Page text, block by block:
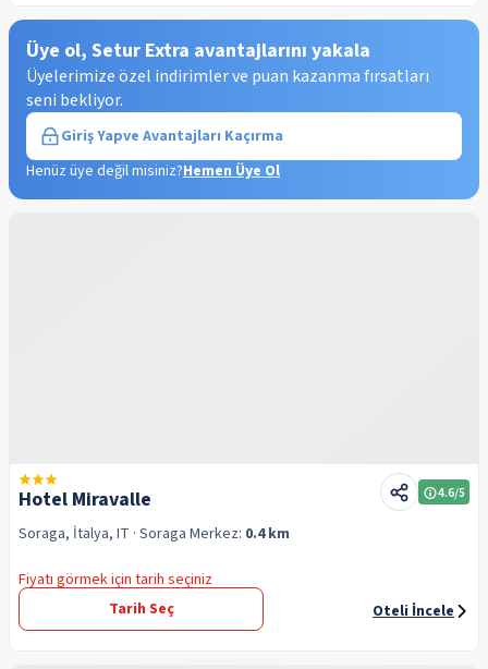
Üye ol, Setur Extra avantajlarını yakala
Üyelerimize özel indirimler ve puan kazanma fırsatları
seni bekliyor.
Giriş Yapve Avantajları Kaçırma
Henüz üye değil misiniz?Hemen Üye Ol
Hotel Miravalle 4.6/5
Soraga, İtalya, IT · Soraga Merkez: 0.4 km
Fiyatı görmek için tarih seçiniz
Tarih Seç
Oteli İncele